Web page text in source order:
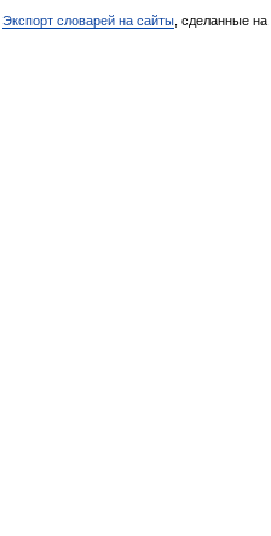
Экспорт словарей на сайты , сделанные на